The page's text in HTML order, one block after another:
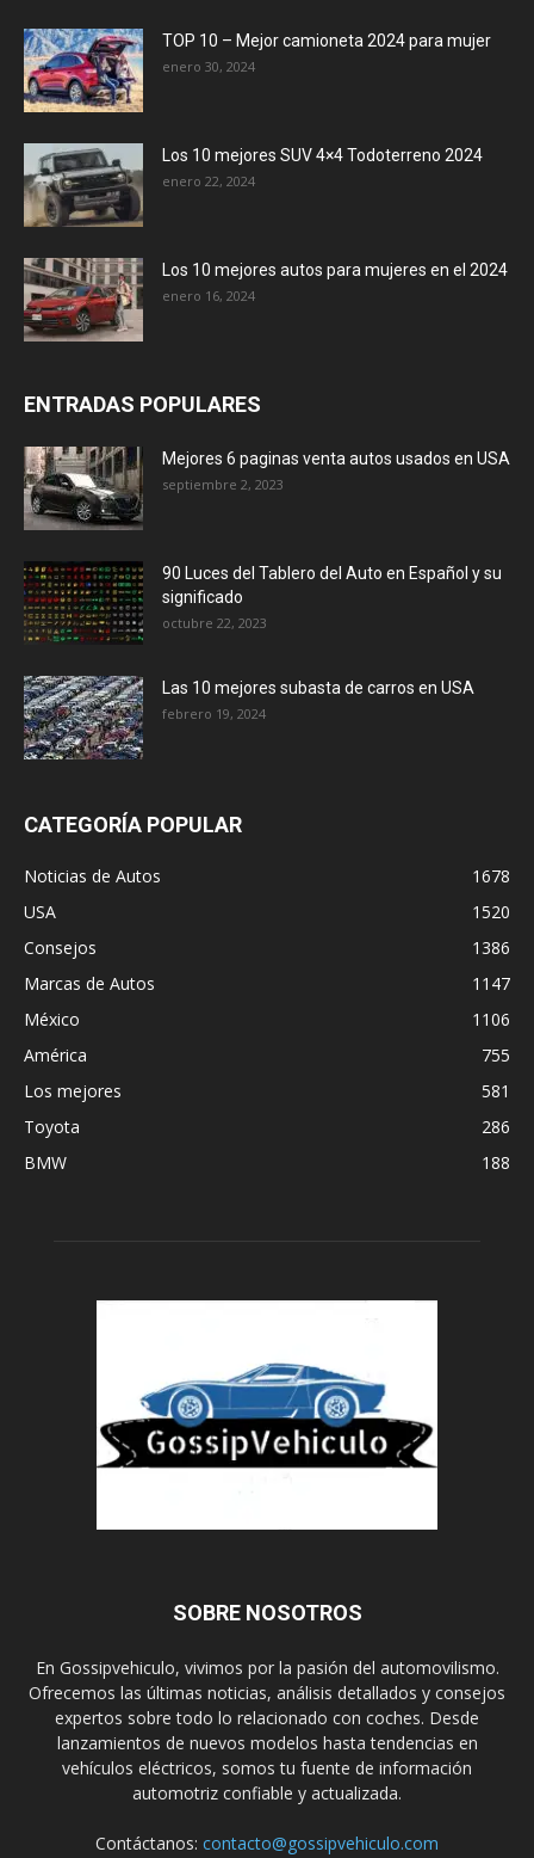
TOP 10 – Mejor camioneta 2024 para mujer
enero 30, 2024
Los 10 mejores SUV 4×4 Todoterreno 2024
enero 22, 2024
Los 10 mejores autos para mujeres en el 2024
enero 16, 2024
ENTRADAS POPULARES
Mejores 6 paginas venta autos usados en USA
septiembre 2, 2023
90 Luces del Tablero del Auto en Español y su
significado
octubre 22, 2023
Las 10 mejores subasta de carros en USA
febrero 19, 2024
CATEGORÍA POPULAR
Noticias de Autos
1678
USA
1520
Consejos
1386
Marcas de Autos
1147
México
1106
América
755
Los mejores
581
Toyota
286
BMW
188
SOBRE NOSOTROS
En Gossipvehiculo, vivimos por la pasión del automovilismo.
Ofrecemos las últimas noticias, análisis detallados y consejos
expertos sobre todo lo relacionado con coches. Desde
lanzamientos de nuevos modelos hasta tendencias en
vehículos eléctricos, somos tu fuente de información
automotriz confiable y actualizada.
Contáctanos: contacto@gossipvehiculo.com